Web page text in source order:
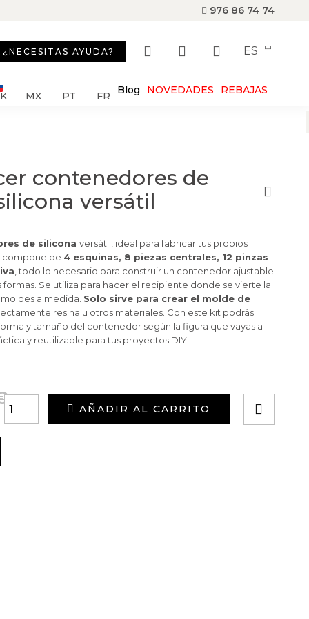
976 86 74 74
¿NECESITAS AYUDA? ES
MX PT FR Blog NOVEDADES REBAJAS
contenedores de
versátil
de silicona versátil, ideal para fabricar tus propios
compone de 4 esquinas, 8 piezas centrales, 12 pinzas
, todo lo necesario para construir un contenedor ajustable
Se utiliza para hacer el recipiente donde se vierte la
a medida. Solo sirve para crear el molde de
resina u otros materiales. Con este kit podrás
y tamaño del contenedor según la figura que vayas a
y reutilizable para tus proyectos DIY!
AÑADIR AL CARRITO